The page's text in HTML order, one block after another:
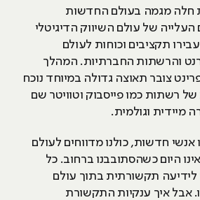
חלה מגמה בעולם החדשות
של עולם השיווק הדיגיטלי
תקציבים וכוחות לעולם
והרשתות החברתיות. המהלך
צובר תאוצה גדולה במיוחד נוכח
של רשתות כמו פייסבוק וטוויטר שם
מיידית וגולמית.
אנשי חדשות, כולנו מדווחים לעולם
היום כשהסתובבנו ברחוב. כל
תקשורתית בתוך עולם
אבל איך ענקיות התקשורת